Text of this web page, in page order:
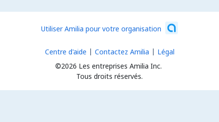
Utiliser Amilia pour votre organisation
©2026 Les entreprises Amilia Inc.
Tous droits réservés.
Centre d'aide Contactez Amilia Légal